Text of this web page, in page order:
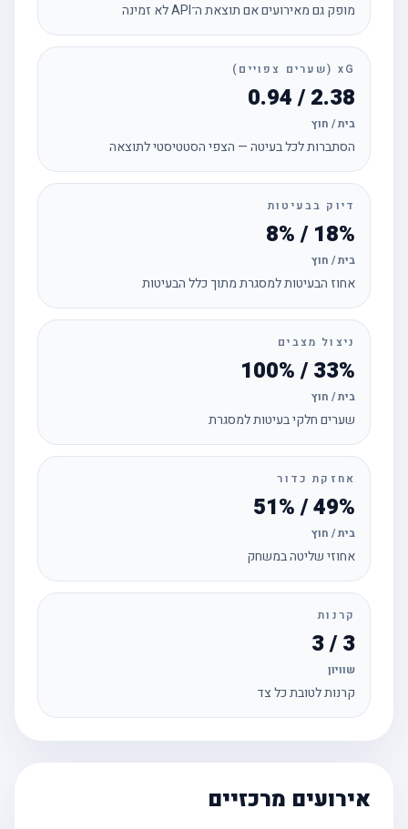
מופק גם מאירועים אם תוצאת ה־API לא זמינה
xG (שערים צפויים)
2.38 / 0.94
בית / חוץ
הסתברות לכל בעיטה — הצפי הסטטיסטי לתוצאה
דיוק בבעיטות
18% / 8%
בית / חוץ
אחוז הבעיטות למסגרת מתוך כלל הבעיטות
ניצול מצבים
33% / 100%
בית / חוץ
שערים חלקי בעיטות למסגרת
אחזקת כדור
49% / 51%
בית / חוץ
אחוזי שליטה במשחק
קרנות
3 / 3
שוויון
קרנות לטובת כל צד
אירועים מרכזיים